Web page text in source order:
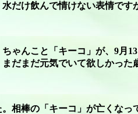
だけ飲んで情けない表情で
ゃんこと「キーコ」が、9
だまだ元気でいて欲しかっ
相棒の「キーコ」が亡くなっ